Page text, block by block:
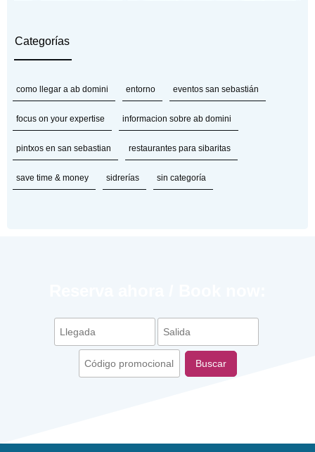
Categorías
como llegar a ab domini entorno eventos san sebastián
focus on your expertise informacion sobre ab domini
pintxos en san sebastian restaurantes para sibaritas
save time & money sidrerías sin categoría
Buscar